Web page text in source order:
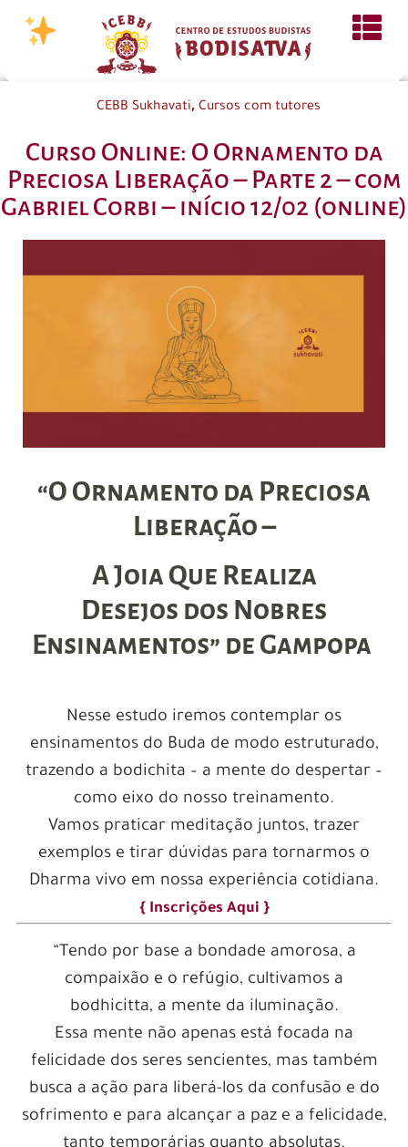
CEBB Sukhavati, Cursos com tutores
Curso Online: O Ornamento da
Preciosa Liberação – Parte 2 – com
Gabriel Corbi – início 12/02 (online)
“O Ornamento da Preciosa
Liberação –
A Joia Que Realiza
Desejos dos Nobres
Ensinamentos” de Gampopa
Nesse estudo iremos contemplar os
ensinamentos do Buda de modo estruturado,
trazendo a bodichita – a mente do despertar –
como eixo do nosso treinamento.
Vamos praticar meditação juntos, trazer
exemplos e tirar dúvidas para tornarmos o
Dharma vivo em nossa experiência cotidiana.
{ Inscrições Aqui }
“Tendo por base a bondade amorosa, a
compaixão e o refúgio, cultivamos a
bodhicitta, a mente da iluminação.
Essa mente não apenas está focada na
felicidade dos seres sencientes, mas também
busca a ação para liberá-los da confusão e do
sofrimento e para alcançar a paz e a felicidade,